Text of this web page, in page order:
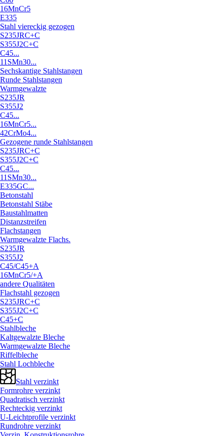
16MnCr5
E335
Stahl viereckig gezogen
S235JRC+C
S355J2C+C
C45...
11SMn30...
Sechskantige Stahlstangen
Runde Stahlstangen
Warmgewalzte
S235JR
S355J2
C45...
16MnCr5...
42CrMo4...
Gezogene runde Stahlstangen
S235JRC+C
S355J2C+C
C45...
11SMn30...
E335GC...
Betonstahl
Betonstahl Stäbe
Baustahlmatten
Distanzstreifen
Flachstangen
Warmgewalzte Flachs.
S235JR
S355J2
C45/C45+A
16MnCr5/+A
andere Qualitäten
Flachstahl gezogen
S235JRC+C
S355J2C+C
C45+C
Stahlbleche
Kaltgewalzte Bleche
Warmgewalzte Bleche
Riffelbleche
Stahl Lochbleche
Stahl verzinkt
Formrohre verzinkt
Quadratisch verzinkt
Rechteckig verzinkt
U-Leichtprofile verzinkt
Rundrohre verzinkt